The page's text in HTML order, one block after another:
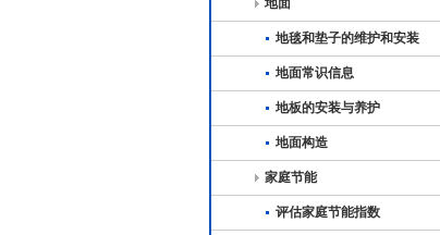
地面
地毯和垫子的维护和安装
地面常识信息
地板的安装与养护
地面构造
家庭节能
评估家庭节能指数